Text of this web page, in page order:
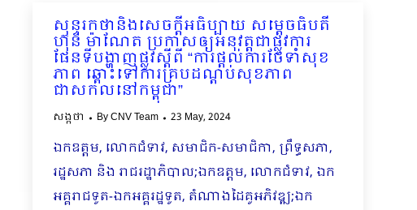
សុន្ទរកថានិងសេចក្ដីអធិប្បាយ សម្ដេចធិបតី
ហ៊ុន ម៉ាណែត ប្រកាសឲ្យអនុវត្តជាផ្លូវការ
ផែនទីបង្ហាញផ្លូវស្តីពី “ការផ្តល់ការថែទាំសុខ
ភាព ឆ្ពោះទៅការគ្របដណ្តប់សុខភាព
ជាសកលនៅកម្ពុជា”
សង្កថា ByCNV Team 23 May, 2024
ឯកឧត្តម, លោកជំទាវ, សមាជិក-សមាជិកា, ព្រឹទ្ធសភា,
រដ្ឋសភា និង រាជរដ្ឋាភិបាល;ឯកឧត្តម, លោកជំទាវ, ឯក
អគ្គរាជទូត-ឯកអគ្គរដ្ឋទូត, តំណាងដៃគូអភិវឌ្ឍ;ឯក